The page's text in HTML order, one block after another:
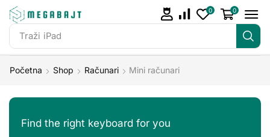
Traži iPad
0 0
Početna Shop Računari Mini računari
Find the right keyboard for you